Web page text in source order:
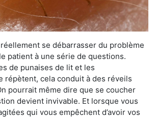
se débarrasser du problème
patient à une série de questions.
de punaises de lit et les
répètent, cela conduit à des réveils
pourrait même dire que se coucher
devient invivable. Et lorsque vous
qui vous empêchent d’avoir vos